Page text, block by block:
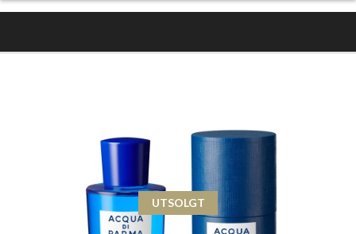
UTSOLGT